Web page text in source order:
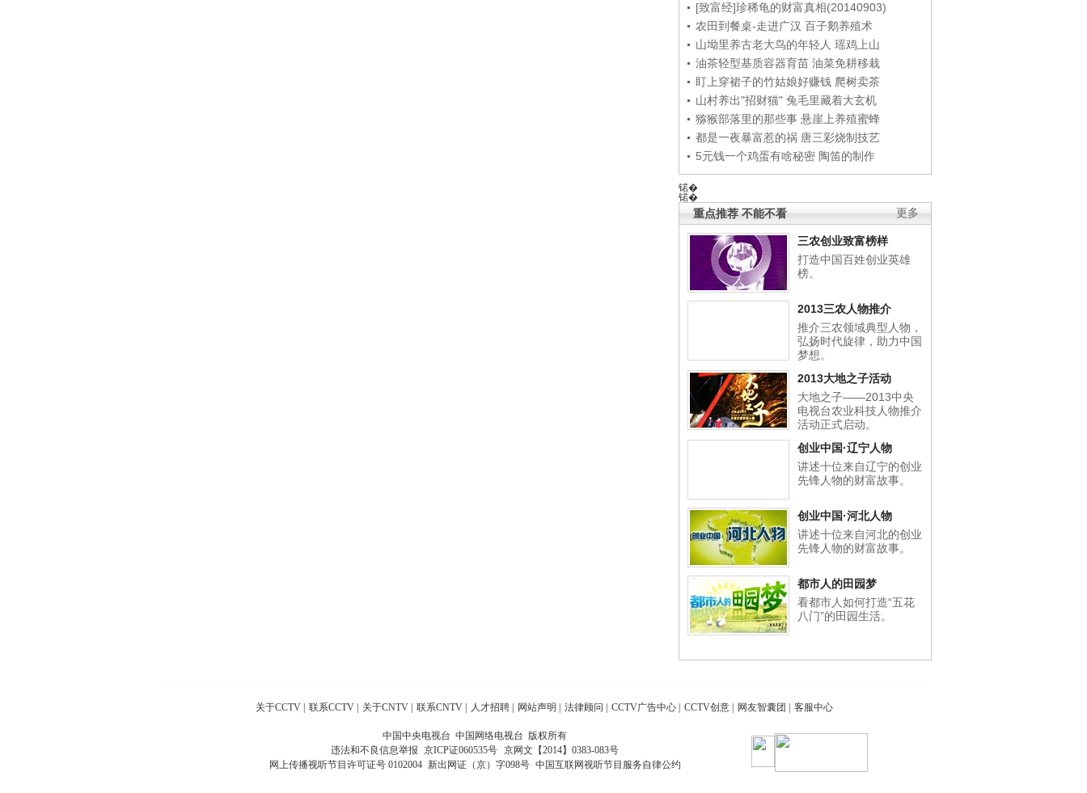
[致富经]珍稀龟的财富真相(20140903)
农田到餐桌-走进广汉 百子鹅养殖术
山坳里养古老大鸟的年轻人 瑶鸡上山
油茶轻型基质容器育苗 油菜免耕移栽
盯上穿裙子的竹姑娘好赚钱 爬树卖茶
山村养出"招财猫" 兔毛里藏着大玄机
猕猴部落里的那些事 悬崖上养殖蜜蜂
都是一夜暴富惹的祸 唐三彩烧制技艺
5元钱一个鸡蛋有啥秘密 陶笛的制作
锘�
锘�
更多
重点推荐 不能不看
三农创业致富榜样
打造中国百姓创业英雄
榜。
2013三农人物推介
推介三农领域典型人物，
弘扬时代旋律，助力中国
梦想。
2013大地之子活动
大地之子——2013中央
电视台农业科技人物推介
活动正式启动。
创业中国·辽宁人物
讲述十位来自辽宁的创业
先锋人物的财富故事。
创业中国·河北人物
讲述十位来自河北的创业
先锋人物的财富故事。
都市人的田园梦
看都市人如何打造“五花
八门”的田园生活。
关于CCTV 联系CCTV 关于CNTV 联系CNTV 人才招聘 网站声明 法律顾问 CCTV广告中心 CCTV创意 网友智囊团 客服中心
中国中央电视台 中国网络电视台 版权所有
违法和不良信息举报 京ICP证060535号
京网文【2014】0383-083号
网上传播视听节目许可证号 0102004 新出网证（京）字098号 中国互联网视听节目服务自律公约